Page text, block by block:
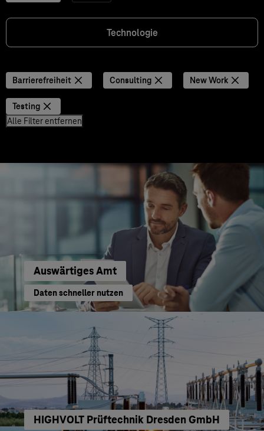
Technologie
Barrierefreiheit Consulting New Work
Testing
Alle Filter entfernen
Auswärtiges Amt
Daten schneller nutzen
HIGHVOLT Prüftechnik Dresden GmbH